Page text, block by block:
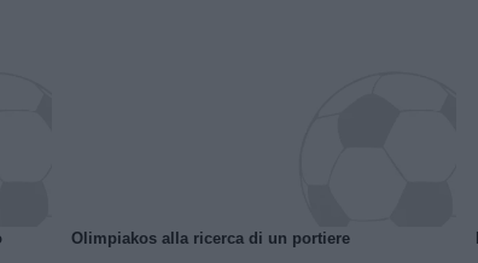
Olimpiakos alla ricerca di un portiere